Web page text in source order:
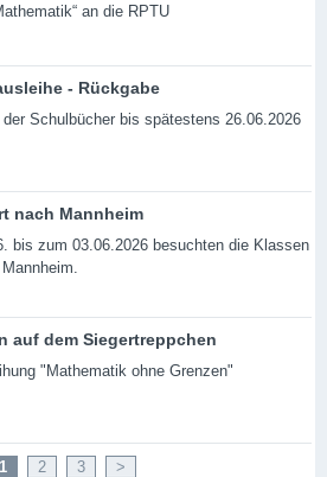
an die RPTU
- Rückgabe
der Schulbücher bis spätestens 26.06.2026
nach Mannheim
bis zum 03.06.2026 besuchten die Klassen
auf dem Siegertreppchen
"Mathematik ohne Grenzen"
1 2 3 >